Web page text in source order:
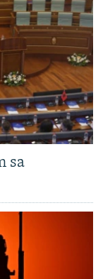
sa